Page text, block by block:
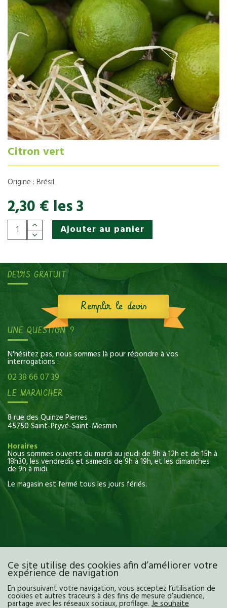
Citron vert
Origine : Brésil
2,30 € les 3
Ajouter au panier
DEVIS GRATUIT
Remplir le devis
UNE QUESTION ?
N'hésitez pas, nous sommes là pour répondre à vos
interrogations :
02 38 66 07 39
LE MARAICHER
8 rue des Quinze Pierres
45750 Saint-Pryvé-Saint-Mesmin
Horaires
Nous sommes ouverts du mardi au jeudi de 9h à 12h et de 15h à
18h30, les vendredis et samedis de 9h à 19h, et les dimanches
de 9h à midi.
Le magasin est fermé tous les jours fériés.
Ce site utilise des cookies afin d’améliorer votre
expérience de navigation
En poursuivant votre navigation, vous acceptez l’utilisation de
cookies et autres traceurs à des fins de mesure d’audience,
partage avec les réseaux sociaux, profilage. Je souhaite